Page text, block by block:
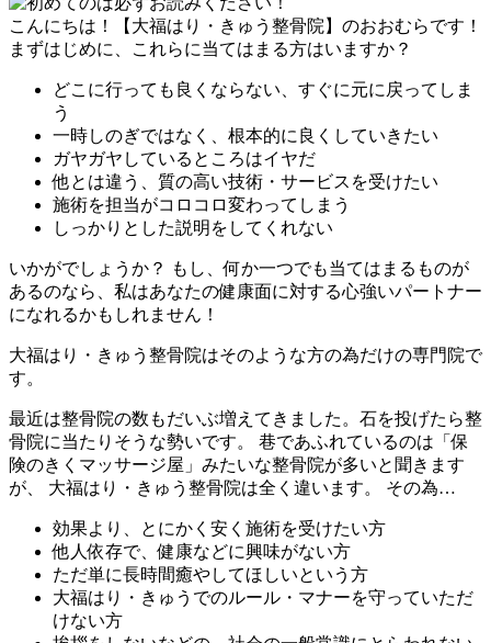
こんにちは！【大福はり・きゅう整骨院】のおおむらです！
まずはじめに、これらに当てはまる方はいますか？
どこに行っても良くならない、すぐに元に戻ってしま
う
一時しのぎではなく、根本的に良くしていきたい
ガヤガヤしているところはイヤだ
他とは違う、質の高い技術・サービスを受けたい
施術を担当がコロコロ変わってしまう
しっかりとした説明をしてくれない
いかがでしょうか？ もし、何か一つでも当てはまるものが
あるのなら、私はあなたの健康面に対する心強いパートナー
になれるかもしれません！
大福はり・きゅう整骨院はそのような方の為だけの専門院で
す。
最近は整骨院の数もだいぶ増えてきました。石を投げたら整
骨院に当たりそうな勢いです。 巷であふれているのは「保
険のきくマッサージ屋」みたいな整骨院が多いと聞きます
が、 大福はり・きゅう整骨院は全く違います。 その為…
効果より、とにかく安く施術を受けたい方
他人依存で、健康などに興味がない方
ただ単に長時間癒やしてほしいという方
大福はり・きゅうでのルール・マナーを守っていただ
けない方